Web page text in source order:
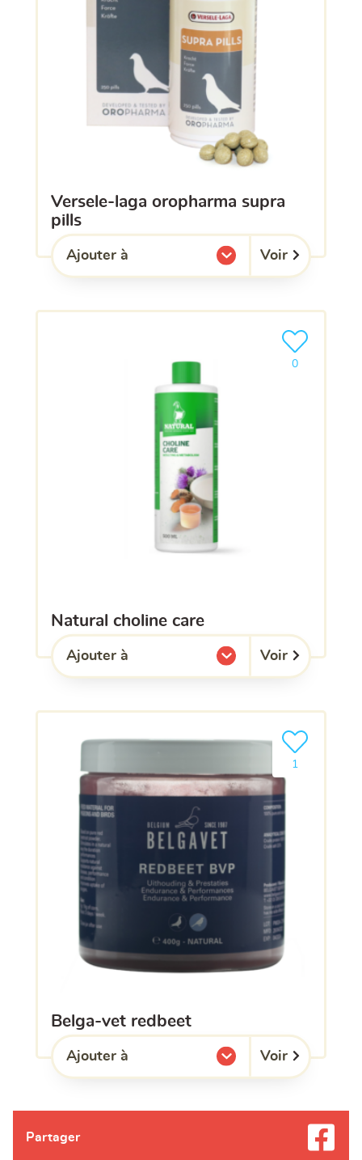
versele-laga oropharma supra
pills
Ajouter à
l'une de mes listes. Voir
natural choline care
0
Ajouter le
Ajouter à
l'une de mes listes. Voir
belga-vet redbeet
1
Ajouter le
Ajouter à
l'une de mes listes. Voir
Partager